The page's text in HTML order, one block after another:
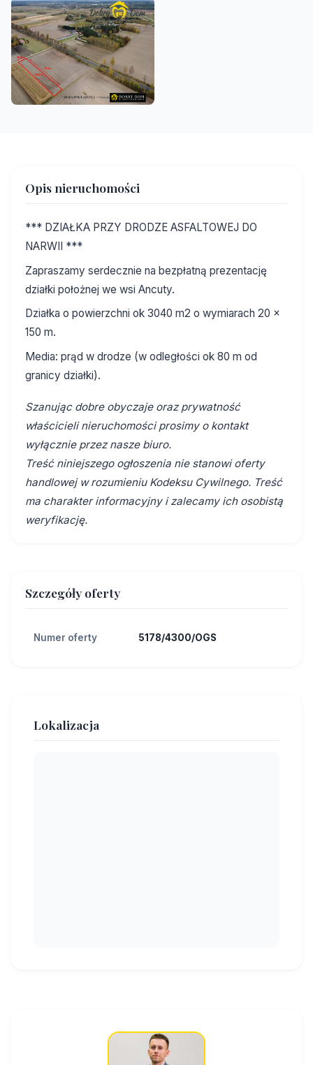
Opis nieruchomości
*** DZIAŁKA PRZY DRODZE ASFALTOWEJ DO
NARWII ***
Zapraszamy serdecznie na bezpłatną prezentację
działki położnej we wsi Ancuty.
Działka o powierzchni ok 3040 m2 o wymiarach 20 x
150 m.
Media: prąd w drodze (w odległości ok 80 m od
granicy działki).
Szanując dobre obyczaje oraz prywatność
właścicieli nieruchomości prosimy o kontakt
wyłącznie przez nasze biuro.
Treść niniejszego ogłoszenia nie stanowi oferty
handlowej w rozumieniu Kodeksu Cywilnego. Treść
ma charakter informacyjny i zalecamy ich osobistą
weryfikację.
Szczegóły oferty
Numer oferty 5178/4300/OGS
Lokalizacja